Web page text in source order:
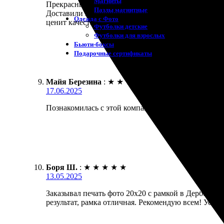
Пазлы магнитные
Одежда с Фото
Футболки детские
Футболки для взрослых
Бьюти-боксы
Подарочные сертификаты
Прекрасные впечатления от сервиса печати.
Доставили в оговоренные сроки, упаковка
ценит качество.
Майя Березина : ★ ★ ★
17.06.2025
Познакомилась с этой компанией, когда искала,
Боря Ш. : ★ ★ ★ ★ ★
13.05.2025
Заказывал печать фото 20х20 с рамкой в
результат, рамка отличная. Рекомендую всем!